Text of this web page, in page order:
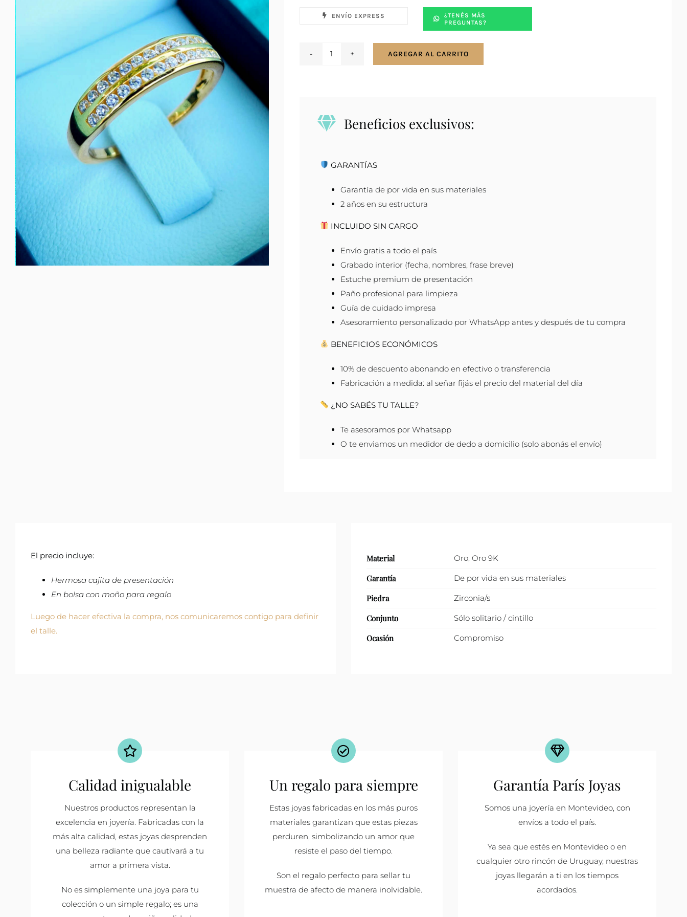
ENVÍO EXPRESS
¿TENÉS MÁS
PREGUNTAS?
fin
doble
oro
cantidad
AGREGAR AL CARRITO
Beneficios exclusivos:
GARANTÍAS
Garantía de por vida en sus materiales
2 años en su estructura
INCLUIDO SIN CARGO
Envío gratis a todo el país
Grabado interior (fecha, nombres, frase breve)
Estuche premium de presentación
Paño profesional para limpieza
Guía de cuidado impresa
Asesoramiento personalizado por WhatsApp antes y después de tu compra
BENEFICIOS ECONÓMICOS
10% de descuento abonando en efectivo o transferencia
Fabricación a medida: al señar fijás el precio del material del día
¿NO SABÉS TU TALLE?
Te asesoramos por Whatsapp
O te enviamos un medidor de dedo a domicilio (solo abonás el envío)
El precio incluye:
Hermosa cajita de presentación
En bolsa con moño para regalo
Luego de hacer efectiva la compra, nos comunicaremos contigo para definir
el talle.
Material Oro, Oro 9K
Garantía De por vida en sus materiales
Piedra Zirconia/s
Conjunto Sólo solitario / cintillo
Ocasión Compromiso
Calidad inigualable
Nuestros productos representan la
excelencia en joyería. Fabricadas con la
más alta calidad, estas joyas desprenden
una belleza radiante que cautivará a tu
amor a primera vista.
No es simplemente una joya para tu
colección o un simple regalo; es una
Un regalo para siempre
Estas joyas fabricadas en los más puros
materiales garantizan que estas piezas
perduren, simbolizando un amor que
resiste el paso del tiempo.
Son el regalo perfecto para sellar tu
muestra de afecto de manera inolvidable.
Garantía París Joyas
Somos una joyería en Montevideo, con
envíos a todo el país.
Ya sea que estés en Montevideo o en
cualquier otro rincón de Uruguay, nuestras
joyas llegarán a ti en los tiempos
acordados.